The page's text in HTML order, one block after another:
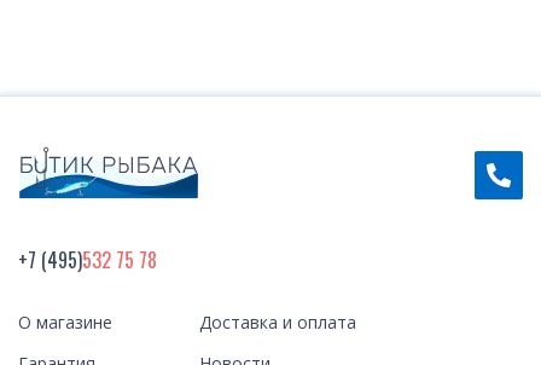
+7 (495)532 75 78
О магазине
Доставка и оплата